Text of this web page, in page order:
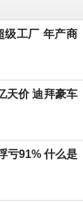
级工厂 年产商
天价 迪拜豪车
亏91% 什么是